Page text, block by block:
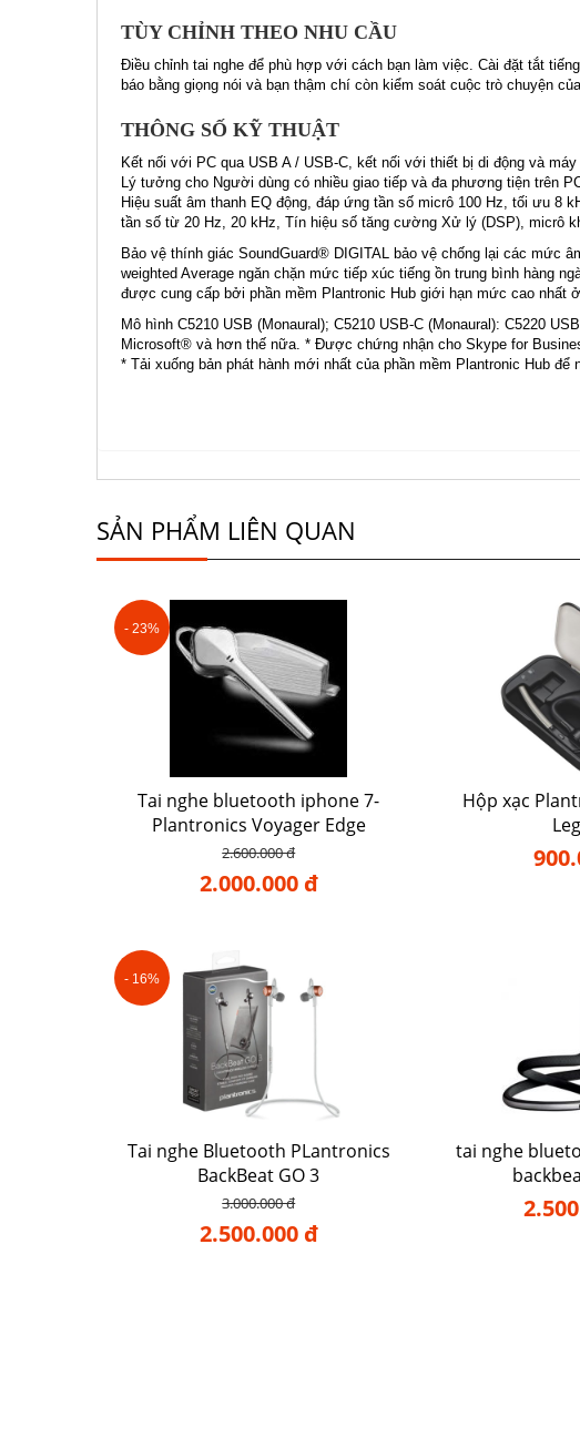
TÙY CHỈNH THEO NHU CẦU
Điều chỉnh tai nghe để phù hợp với cách bạn làm việc. Cài đặt tắt
báo bằng giọng nói và bạn thậm chí còn kiểm soát cuộc trò chuyện
THÔNG SỐ KỸ THUẬT
Kết nối với PC qua USB A / USB-C, kết nối với thiết bị di động và
Lý tưởng cho Người dùng có nhiều giao tiếp và đa phương tiện trên
Hiệu suất âm thanh EQ động, đáp ứng tần số micrô 100 Hz, tối ưu 8
tần số từ 20 Hz, 20 kHz, Tín hiệu số tăng cường Xử lý (DSP), micrô
Bảo vệ thính giác SoundGuard® DIGITAL bảo vệ chống lại các mức
weighted Average ngăn chặn mức tiếp xúc tiếng ồn trung bình hàng
được cung cấp bởi phần mềm Plantronic Hub giới hạn mức cao nhất
Mô hình C5210 USB (Monaural); C5210 USB-C (Monaural): C5220
Microsoft® và hơn thế nữa. * Được chứng nhận cho Skype for
* Tải xuống bản phát hành mới nhất của phần mềm Plantronic Hub
SẢN PHẨM LIÊN QUAN
- 23%
Tai nghe bluetooth iphone 7-
Plantronics Voyager Edge
2.600.000 đ
2.000.000 đ
Hộp xạc
- 16%
Tai nghe Bluetooth PLantronics
BackBeat GO 3
3.000.000 đ
2.500.000 đ
tai nghe